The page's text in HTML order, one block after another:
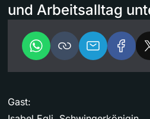
und Arbeitsalltag
Gast: